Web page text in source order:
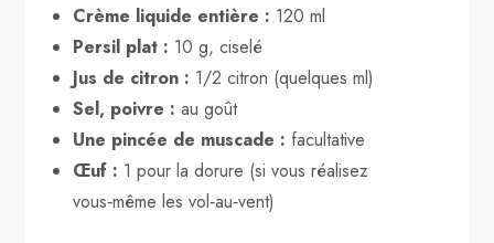
Crème liquide entière : 120 ml
Persil plat : 10 g, ciselé
Jus de citron : 1/2 citron (quelques ml)
Sel, poivre : au goût
Une pincée de muscade : facultative
Œuf : 1 pour la dorure (si vous réalisez
vous‑même les vol‑au‑vent)